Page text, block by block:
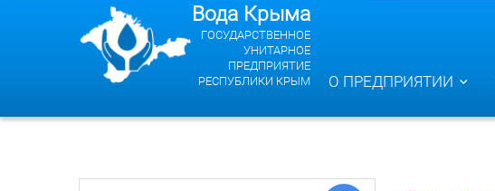
Вода Крыма
ГОСУДАРСТВЕННОЕ
УНИТАРНОЕ
ПРЕДПРИЯТИЕ
РЕСПУБЛИКИ КРЫМ
О ПРЕДПРИЯТИИ